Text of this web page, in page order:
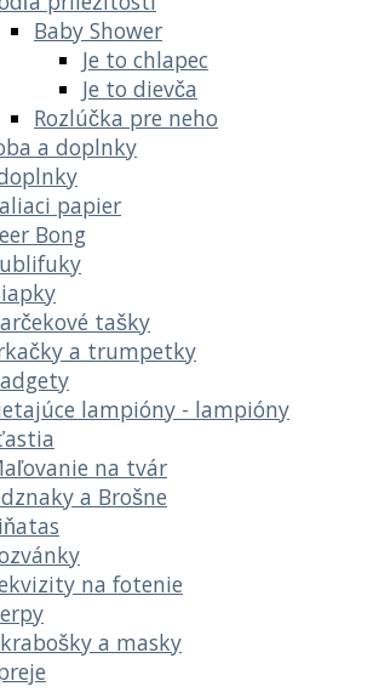
Baby Shower
Je to chlapec
Je to dievča
Rozlúčka pre neho
a doplnky
papier
Bong
tašky
a trumpetky
lampióny - lampióny
na tvár
a Brošne
na fotenie
a masky